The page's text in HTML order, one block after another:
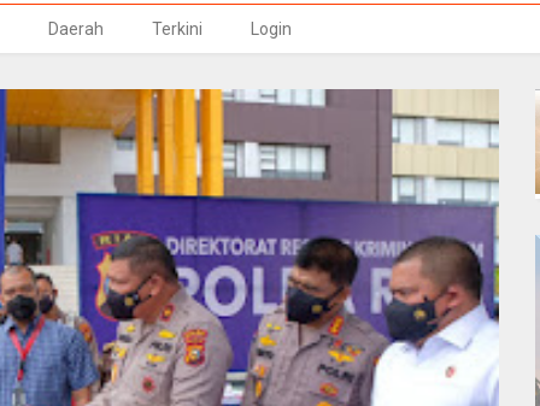
Daerah Terkini Login